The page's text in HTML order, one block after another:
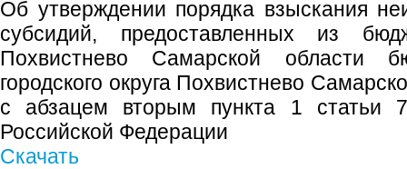
Об утверждении порядка взыскания
субсидий, предоставленных из
Похвистнево Самарской области
городского округа Похвистнево
с абзацем вторым пункта 1 статьи
Российской Федерации
Скачать